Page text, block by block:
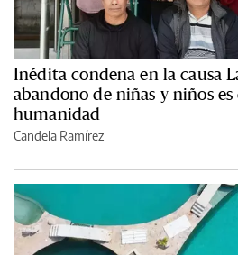
Inédita condena en la causa
abandono de niñas y niños
humanidad
Candela Ramírez